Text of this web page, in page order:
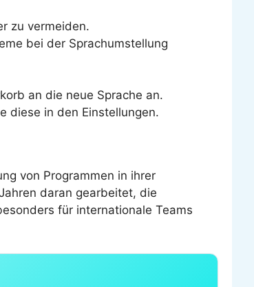
zu vermeiden.
bei der Sprachumstellung
an die neue Sprache an.
diese in den Einstellungen.
von Programmen in ihrer
daran gearbeitet, die
für internationale Teams